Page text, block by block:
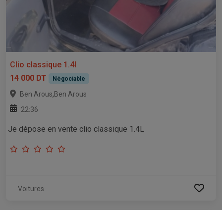
Clio classique 1.4l
14 000 DT
Négociable
Ben Arous,Ben Arous
22:36
Je dépose en vente clio classique 1.4L
Voitures